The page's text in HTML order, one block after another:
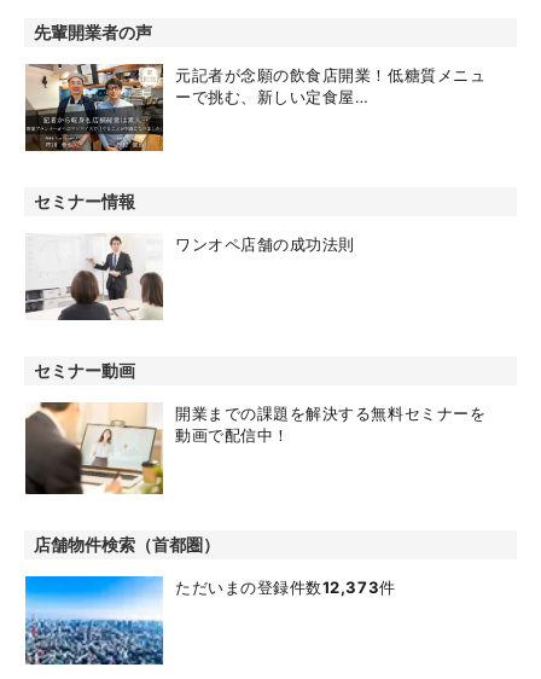
先輩開業者の声
元記者が念願の飲食店開業！低糖質メニュ
ーで挑む、新しい定食屋…
セミナー情報
ワンオペ店舗の成功法則
セミナー動画
開業までの課題を解決する無料セミナーを
動画で配信中！
店舗物件検索（首都圏）
ただいまの登録件数12,373件